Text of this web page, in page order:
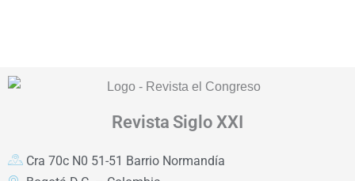
Revista Siglo XXI
Cra 70c N0 51-51 Barrio Normandía